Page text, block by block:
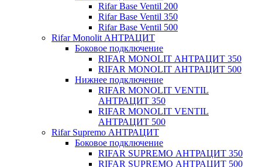
Rifar Base Ventil 200
Rifar Base Ventil 350
Rifar Base Ventil 500
Rifar Monolit АНТРАЦИТ
Боковое подключение
RIFAR MONOLIT АНТРАЦИТ 350
RIFAR MONOLIT АНТРАЦИТ 500
Нижнее подключение
RIFAR MONOLIT VENTIL
АНТРАЦИТ 350
RIFAR MONOLIT VENTIL
АНТРАЦИТ 500
Rifar Supremo АНТРАЦИТ
Боковое подключение
RIFAR SUPREMO АНТРАЦИТ 350
RIFAR SUPREMO АНТРАЦИТ 500